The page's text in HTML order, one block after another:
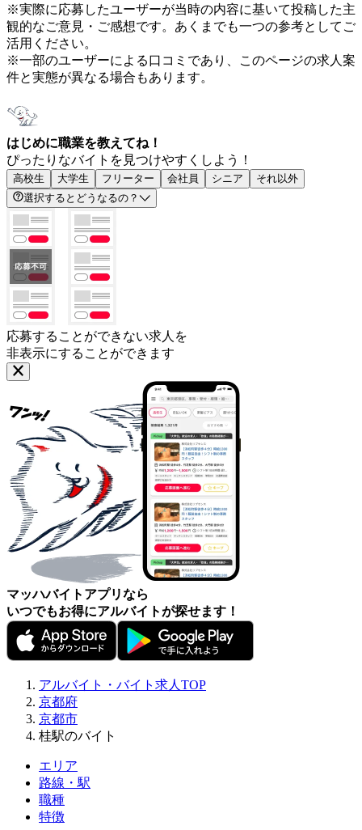
※実際に応募したユーザーが当時の内容に基いて投稿した主
観的なご意見・ご感想です。あくまでも一つの参考としてご
活用ください。
※一部のユーザーによる口コミであり、このページの求人案
件と実態が異なる場合もあります。
はじめに職業を教えてね！
ぴったりなバイトを見つけやすくしよう！
高校生 大学生 フリーター 会社員 シニア
それ以外
選択するとどうなるの？
応募することができない求人を
非表示にすることができます
マッハバイトアプリなら
いつでもお得にアルバイトが探せます！
アルバイト・バイト求人TOP
京都府
京都市
桂駅のバイト
エリア
路線・駅
職種
特徴